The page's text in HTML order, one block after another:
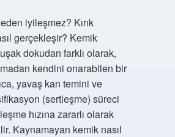
iyileşmez? Kırık
gerçekleşir? Kemik
dokudan farklı olarak,
kendini onarabilen bir
yavaş kan temini ve
(sertleşme) süreci
hızına zararlı olarak
Kaynamayan kemik nasıl